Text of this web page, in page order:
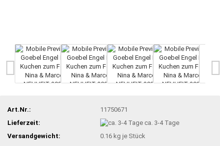
Art.Nr.:
11750671
Lieferzeit:
ca. 3-4 Tage
Versandgewicht:
0.16 kg je Stück